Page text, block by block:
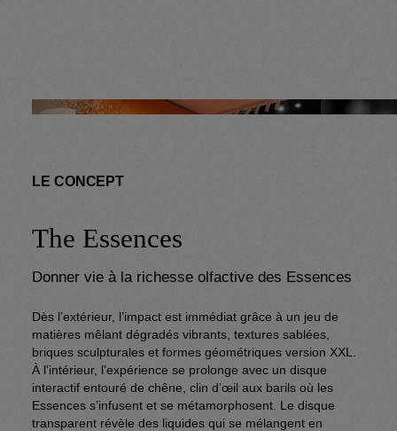
LE CONCEPT
The Essences
Donner vie à la richesse olfactive des Essences
Dès l’extérieur, l’impact est immédiat grâce à un jeu de
matières mêlant dégradés vibrants, textures sablées,
briques sculpturales et formes géométriques version XXL.
À l’intérieur, l’expérience se prolonge avec un disque
interactif entouré de chêne, clin d’œil aux barils où les
Essences s’infusent et se métamorphosent. Le disque
transparent révèle des liquides qui se mélangent en